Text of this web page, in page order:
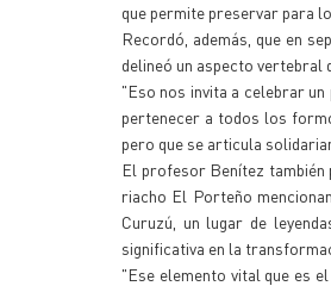
que permite preservar para
Recordó, además, que en
delineó un aspecto vertebral
"Eso nos invita a celebrar
pertenecer a todos los
pero que se articula
El profesor Benítez también
riacho El Porteño
Curuzú, un lugar de
significativa en la
"Ese elemento vital que es